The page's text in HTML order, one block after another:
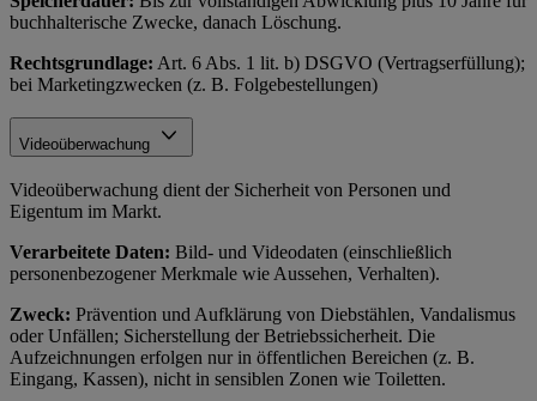
buchhalterische Zwecke, danach Löschung.
Rechtsgrundlage: Art. 6 Abs. 1 lit. b) DSGVO (Vertragserfüllung);
bei Marketingzwecken (z. B. Folgebestellungen)
Videoüberwachung
Videoüberwachung dient der Sicherheit von Personen und
Eigentum im Markt.
Verarbeitete Daten: Bild- und Videodaten (einschließlich
personenbezogener Merkmale wie Aussehen, Verhalten).
Zweck: Prävention und Aufklärung von Diebstählen, Vandalismus
oder Unfällen; Sicherstellung der Betriebssicherheit. Die
Aufzeichnungen erfolgen nur in öffentlichen Bereichen (z. B.
Eingang, Kassen), nicht in sensiblen Zonen wie Toiletten.